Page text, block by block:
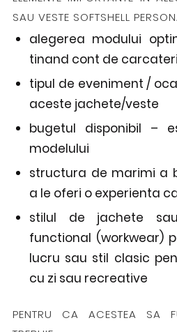
SAU VESTE SOFTSHELL
alegerea modului
tinand cont de
tipul de eveniment /
aceste jachete/veste
bugetul disponibil –
modelului
structura de marimi a
a le oferi o experienta
stilul de jachete
functional (workwear)
lucru sau stil clasic
cu zi sau recreative
PENTRU CA ACESTEA SA